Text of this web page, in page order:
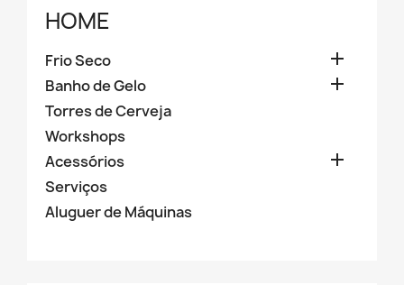
HOME
Frio Seco 
Banho de Gelo 
Torres de Cerveja
Workshops
Acessórios

Serviços
Aluguer de Máquinas